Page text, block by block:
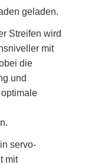
geladen.
Streifen wird
mit
die
und
servo-
mit